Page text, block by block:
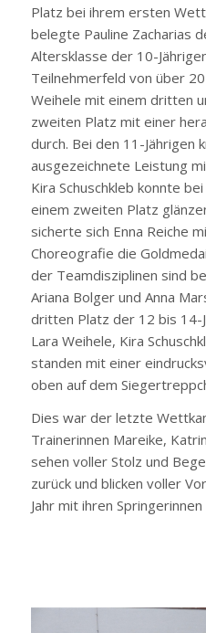
Platz bei ihrem ersten
belegte Pauline Zacharias
Altersklasse der 10-
Teilnehmerfeld von über
Weihele mit einem dritten
zweiten Platz mit einer
durch. Bei den 11-Jährigen
ausgezeichnete Leistung
Kira Schuschkleb konnte
einem zweiten Platz
sicherte sich Enna Reiche
Choreografie die
der Teamdisziplinen sind
Ariana Bolger und Anna
dritten Platz der 12 bis 14-
Lara Weihele, Kira
standen mit einer
oben auf dem
Dies war der letzte
Trainerinnen Mareike,
sehen voller Stolz und
zurück und blicken voller
Jahr mit ihren